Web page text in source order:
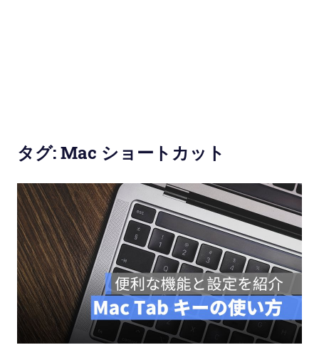
便
利
な
機
能
紹
介
タグ:Mac ショートカット